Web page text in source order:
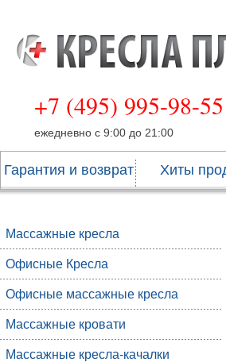
+7 (495) 995-98-55
ежедневно с 9:00 до 21:00
Гарантия и возврат Хиты
Массажные кресла
Офисные Кресла
Офисные массажные кресла
Массажные кровати
Массажные кресла-качалки